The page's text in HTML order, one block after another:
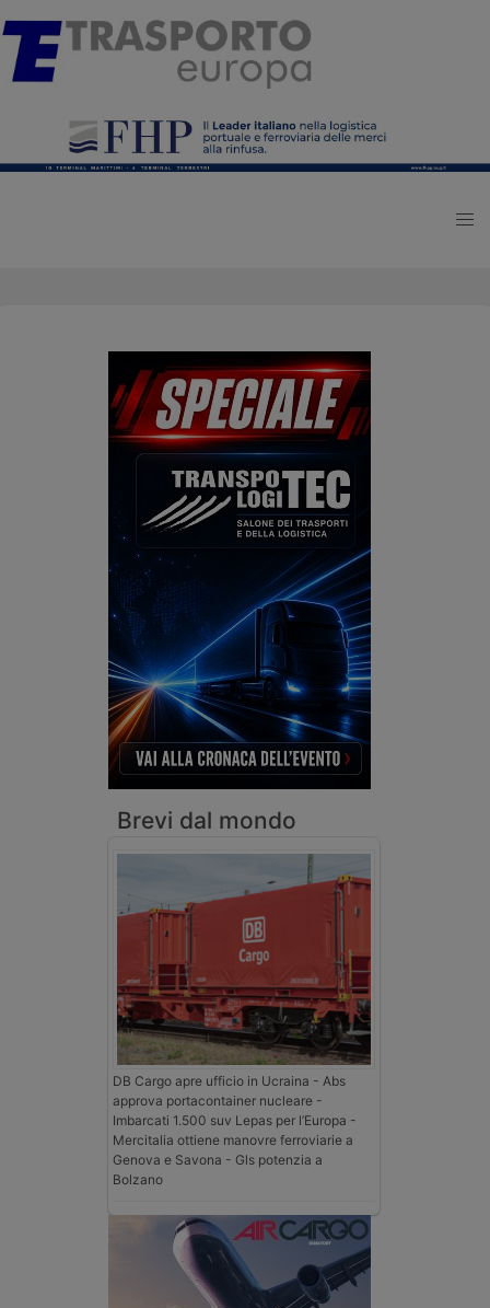
Brevi dal mondo
DB Cargo apre ufficio in Ucraina - Abs
approva portacontainer nucleare -
Imbarcati 1.500 suv Lepas per l’Europa -
Mercitalia ottiene manovre ferroviarie a
Genova e Savona - Gls potenzia a
Bolzano